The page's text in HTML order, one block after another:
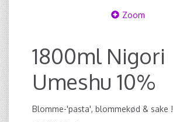
Zoom
1800ml Nigori
Umeshu 10%
Blomme-'pasta', blommekød & sake !